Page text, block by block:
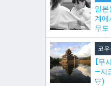
일본
계에
무도
코
【무
—지
守)